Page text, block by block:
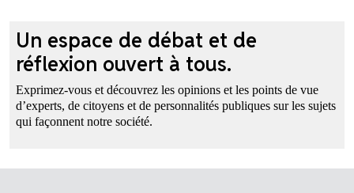
Un espace de débat et de
réflexion ouvert à tous.
Exprimez-vous et découvrez les opinions et les points de vue
d’experts, de citoyens et de personnalités publiques sur les sujets
qui façonnent notre société.